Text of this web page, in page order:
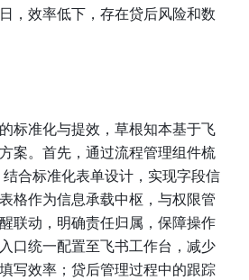
，效率低下，存在贷后风险和数
标准化与提效，草根知本基于飞
案。首先，通过流程管理组件梳
合标准化表单设计，实现字段信
格作为信息承载中枢，与权限管
联动，明确责任归属，保障操作
口统一配置至飞书工作台，减少
写效率；贷后管理过程中的跟踪